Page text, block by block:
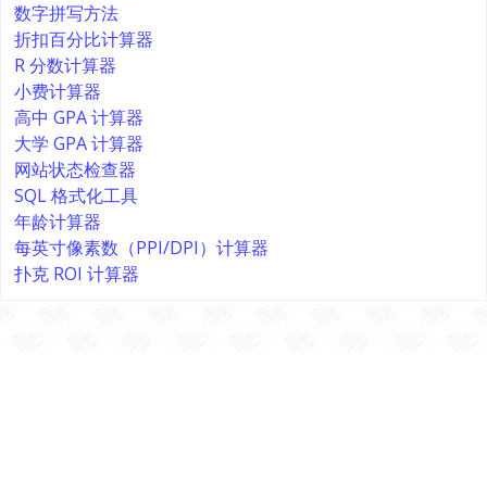
数字拼写方法
折扣百分比计算器
R 分数计算器
小费计算器
高中 GPA 计算器
大学 GPA 计算器
网站状态检查器
SQL 格式化工具
年龄计算器
每英寸像素数（PPI/DPI）计算器
扑克 ROI 计算器